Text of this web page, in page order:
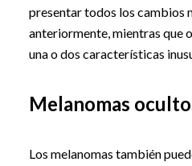
presentar todos los cambios
anteriormente, mientras que
una o dos características
Melanomas
Los melanomas también